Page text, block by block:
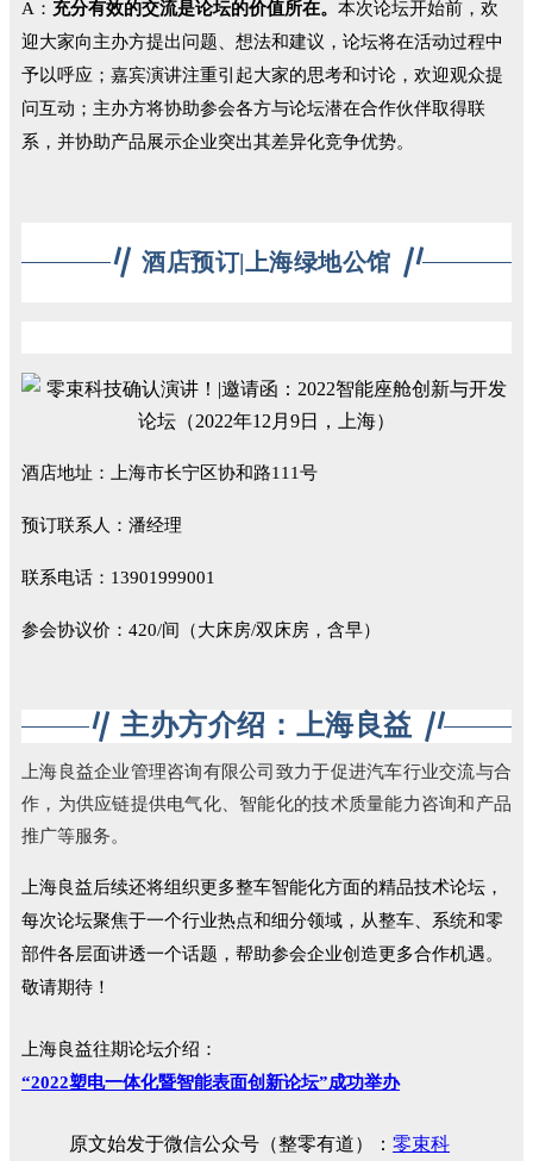
A： 充分有效的交流是论坛的价值所在。 本次论坛开始前，欢
迎大家向主办方提出问题、想法和建议，论坛将在活动过程中
予以呼应；嘉宾演讲注重引起大家的思考和讨论，欢迎观众提
问互动；主办方将协助参会各方与论坛潜在合作伙伴取得联
系，并协助产品展示企业突出其差异化竞争优势。
酒店预订|上海绿地公馆
酒店地址：上海市长宁区协和路111号
预订联系人：潘经理
联系电话：13901999001
参会协议价：420/间（大床房/双床房，含早）
主办方介绍：上海良益
上海良益企业管理咨询有限公司致力于促进汽车行业交流与合
作，为供应链提供电气化、智能化的技术质量能力咨询和产品
推广等服务。
上海良益后续还将组织更多整车智能化方面的精品技术论坛，
每次论坛聚焦于一个行业热点和细分领域，从整车、系统和零
部件各层面讲透一个话题，帮助参会企业创造更多合作机遇。
敬请期待！
上海良益往期论坛介绍：
“2022塑电一体化暨智能表面创新论坛”成功举办
原文始发于微信公众号（整零有道）： 零束科